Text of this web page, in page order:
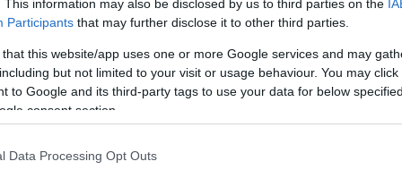
This information may also be disclosed by us to third parties on the
Participants that may further disclose it to other third parties.
that this website/app uses one or more Google services and may
but not limited to your visit or usage behaviour. You may
to Google and its third-party tags to use your data for below
consent section.
Data Processing Opt Outs